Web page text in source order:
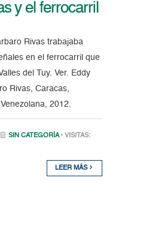
y el ferrocarril
Rivas trabajaba
en el ferrocarril que
del Tuy. Ver. Eddy
Rivas, Caracas,
2012.
SIN CATEGORÍA • VISITAS:
LEER MÁS